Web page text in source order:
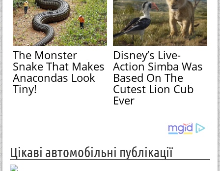
The Monster
Snake That Makes
Anacondas Look
Tiny!
Disney’s Live-
Action Simba Was
Based On The
Cutest Lion Cub
Ever
Цікаві автомобільні публікації